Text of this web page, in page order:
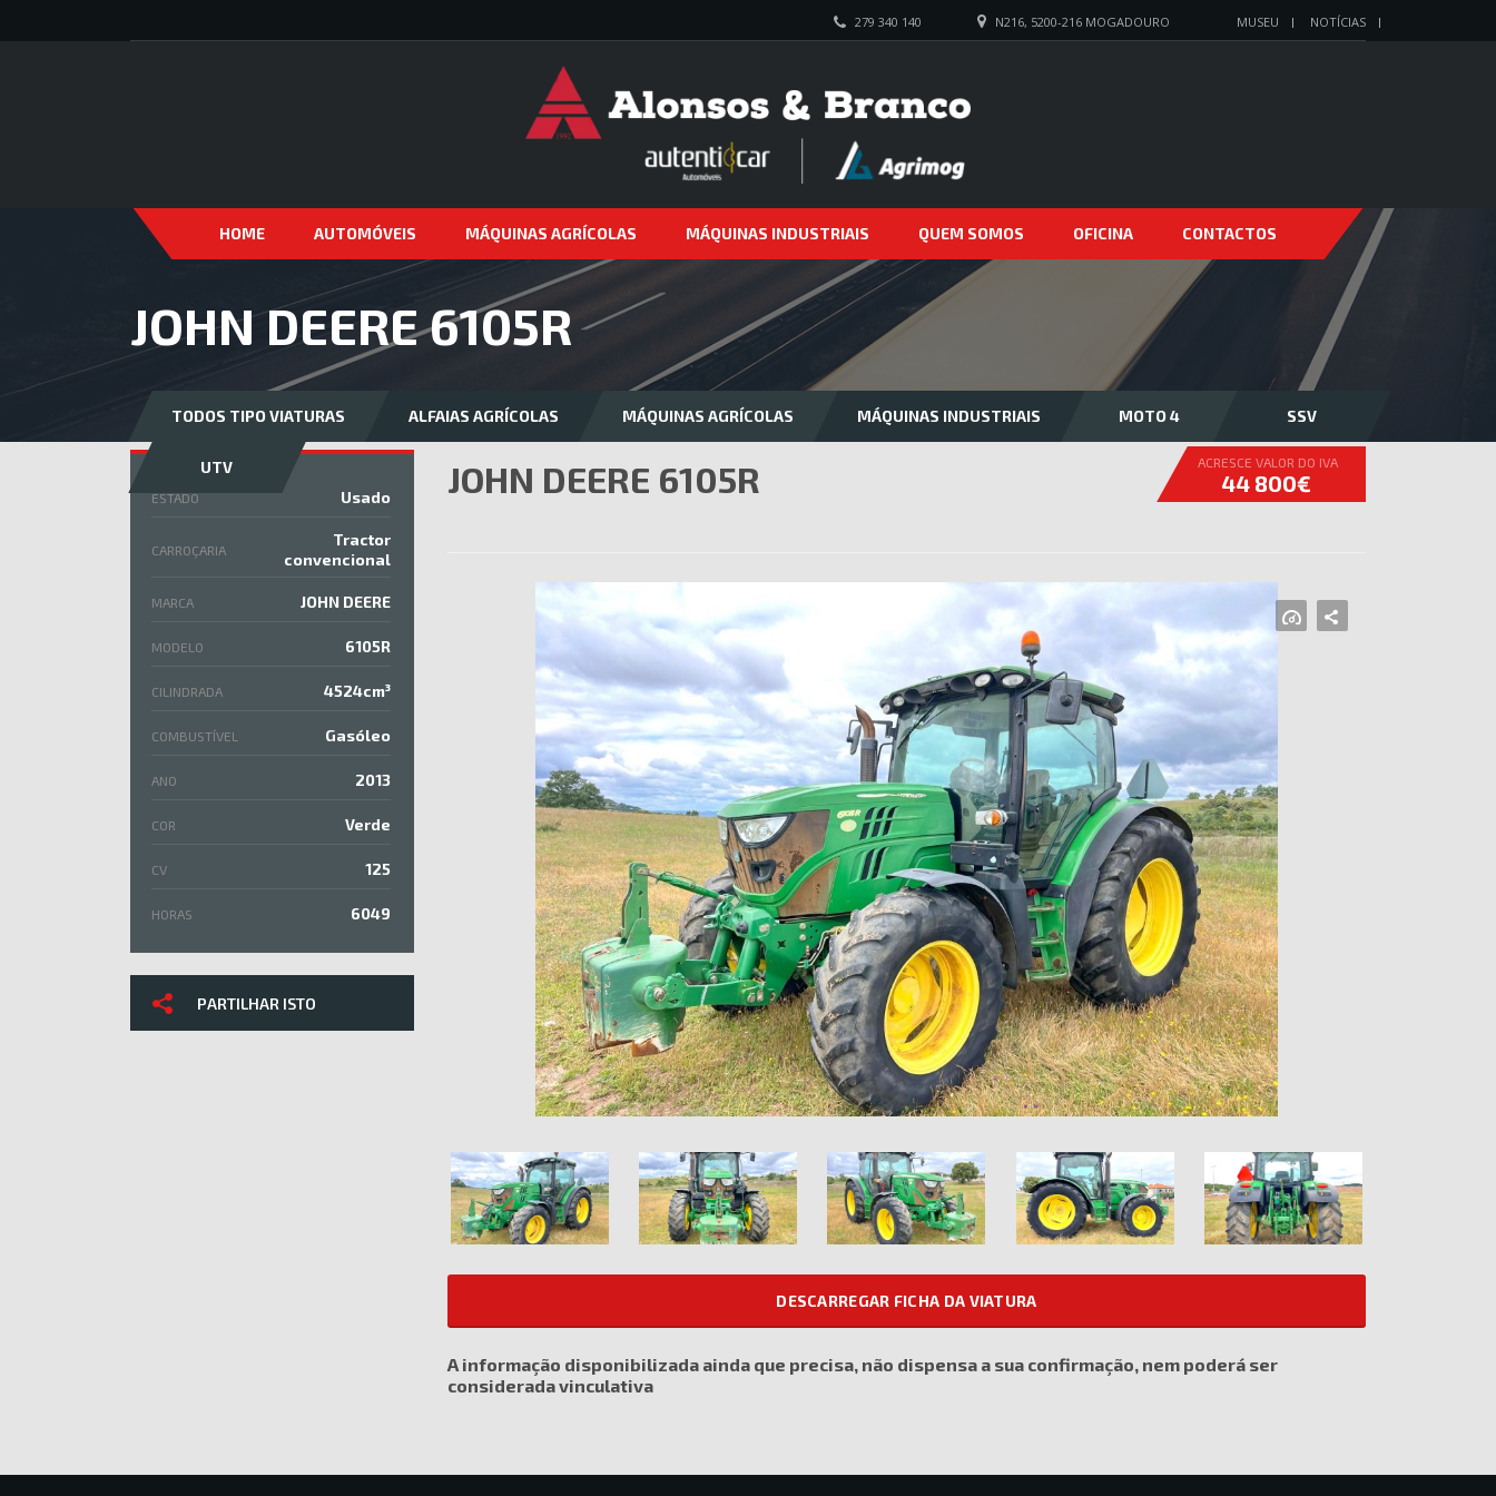
MUSEU NOTÍCIAS
N216, 5200-216 MOGADOURO
279 340 140
HOME AUTOMÓVEIS MÁQUINAS AGRÍCOLAS MÁQUINAS INDUSTRIAIS QUEM SOMOS OFICINA CONTACTOS
JOHN DEERE 6105R
TODOS TIPO VIATURAS ALFAIAS AGRÍCOLAS MÁQUINAS AGRÍCOLAS MÁQUINAS INDUSTRIAIS MOTO 4 SSV
UTV ACRESCE VALOR DO IVA
44 800€
JOHN DEERE 6105R
DESCARREGAR FICHA DA VIATURA
A informação disponibilizada ainda que precisa, não dispensa a sua confirmação, nem poderá ser
considerada vinculativa
ESTADO Usado
CARROÇARIA
Tractor
convencional
MARCA JOHN DEERE
MODELO 6105R
CILINDRADA 4524cm³
COMBUSTÍVEL Gasóleo
ANO 2013
COR Verde
CV 125
HORAS 6049
PARTILHAR ISTO